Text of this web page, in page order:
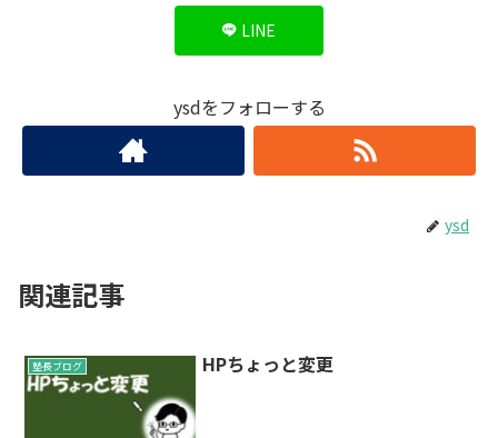
LINE
ysdをフォローする
ysd
関連記事
塾長ブログ HPちょっと変更